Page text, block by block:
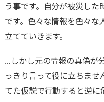
う事です。自分が被災した
です。色々な情報を色々な
立てていきます。
…しかし元の情報の真偽が
っきり言って役に立ちませ
てた仮説で行動すると逆に